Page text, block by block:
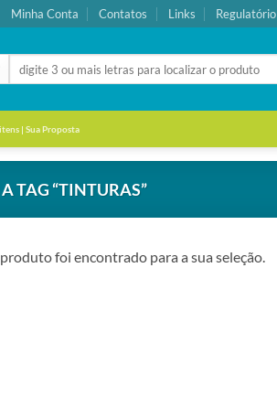
Minha Conta Contatos Links Regulatório
por:
| Sua Proposta
TAG “TINTURAS”
foi encontrado para a sua seleção.